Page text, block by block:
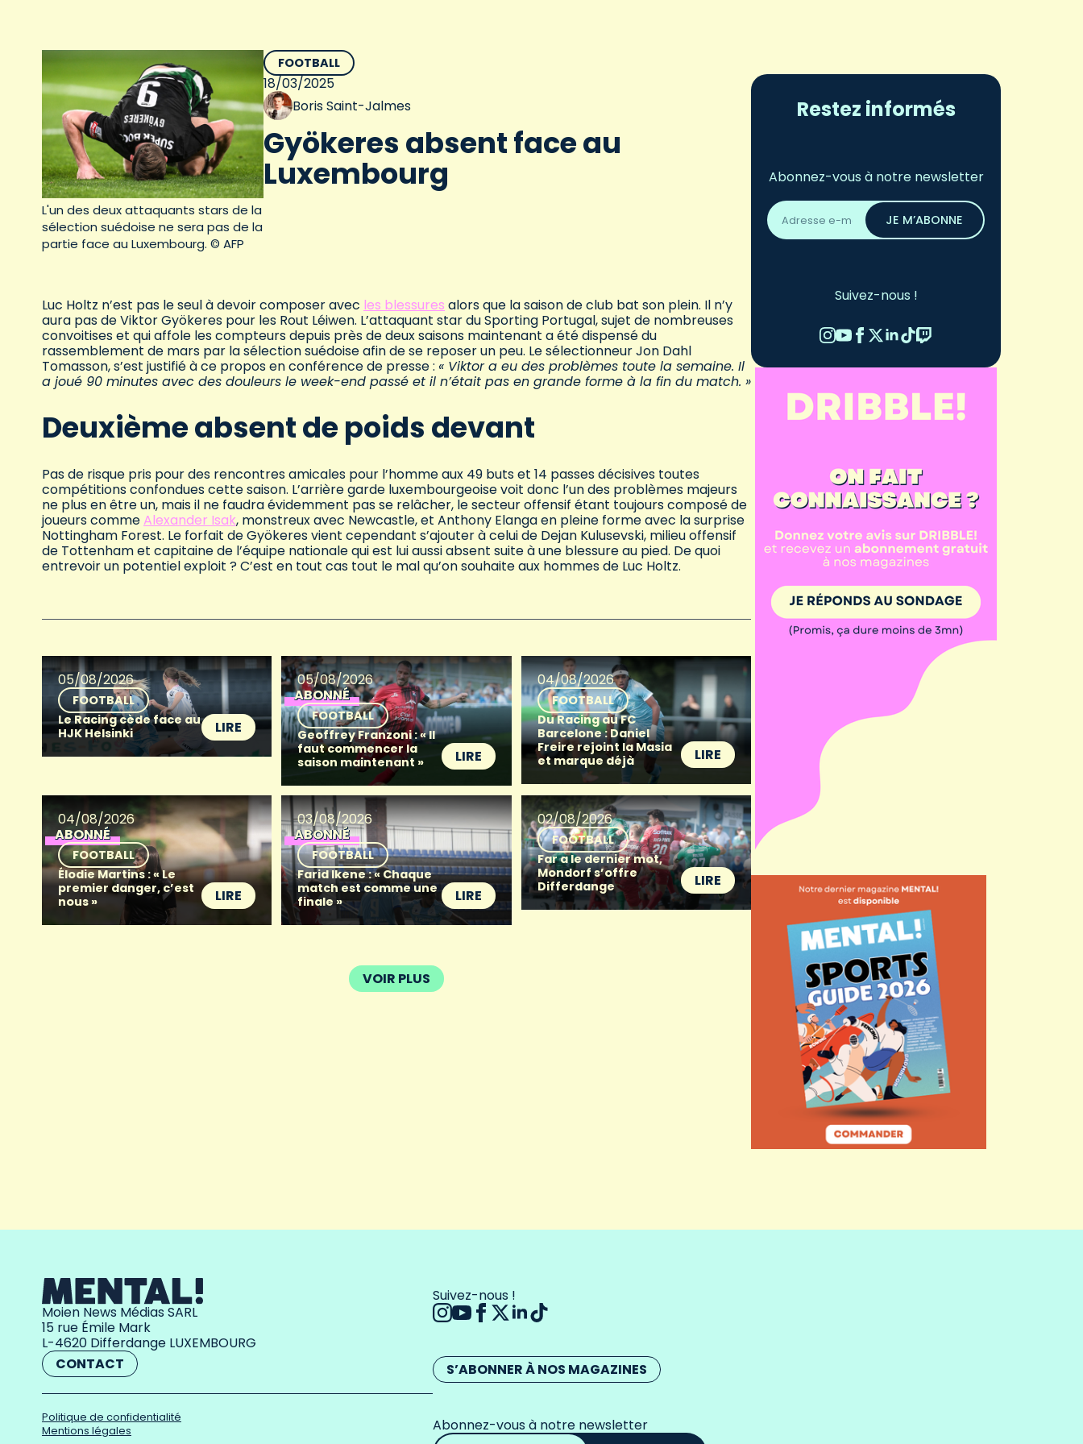
L'un des deux attaquants stars de la
sélection suédoise ne sera pas de la
partie face au Luxembourg. © AFP
FOOTBALL
18/03/2025
Boris Saint-Jalmes
Gyökeres absent face au
Luxembourg
Luc Holtz n’est pas le seul à devoir composer avec les blessures alors que la saison de club bat son plein. Il n’y
aura pas de Viktor Gyökeres pour les Rout Léiwen. L’attaquant star du Sporting Portugal, sujet de nombreuses
convoitises et qui affole les compteurs depuis près de deux saisons maintenant a été dispensé du
rassemblement de mars par la sélection suédoise afin de se reposer un peu. Le sélectionneur Jon Dahl
Tomasson, s’est justifié à ce propos en conférence de presse : « Viktor a eu des problèmes toute la semaine. Il
a joué 90 minutes avec des douleurs le week-end passé et il n’était pas en grande forme à la fin du match. »
Deuxième absent de poids devant
Pas de risque pris pour des rencontres amicales pour l’homme aux 49 buts et 14 passes décisives toutes
compétitions confondues cette saison. L’arrière garde luxembourgeoise voit donc l’un des problèmes majeurs
ne plus en être un, mais il ne faudra évidemment pas se relâcher, le secteur offensif étant toujours composé de
joueurs commeAlexander Isak, monstreux avec Newcastle, et Anthony Elanga en pleine forme avec la surprise
Nottingham Forest. Le forfait de Gyökeres vient cependant s’ajouter à celui de Dejan Kulusevski, milieu offensif
de Tottenham et capitaine de l’équipe nationale qui est lui aussi absent suite à une blessure au pied. De quoi
entrevoir un potentiel exploit ? C’est en tout cas tout le mal qu’on souhaite aux hommes de Luc Holtz.
05/08/2026
FOOTBALL
Le Racing cède face au
HJK Helsinki
LIRE
05/08/2026
ABONNÉ
FOOTBALL
Geoffrey Franzoni : « Il
faut commencer la
saison maintenant »
LIRE
04/08/2026
FOOTBALL
Du Racing au FC
Barcelone : Daniel
Freire rejoint la Masia
et marque déjà
LIRE
04/08/2026
ABONNÉ
FOOTBALL
Élodie Martins : « Le
premier danger, c’est
nous »
LIRE
03/08/2026
ABONNÉ
FOOTBALL
Farid Ikene : « Chaque
match est comme une
finale »
LIRE
02/08/2026
FOOTBALL
Far a le dernier mot,
Mondorf s’offre
Differdange
LIRE
VOIR PLUS
Restez informés
Abonnez-vous à notre newsletter
Adresse
email
*
JE M’ABONNE
Suivez-nous !
Moien News Médias SARL
15 rue Émile Mark
L-4620 Differdange LUXEMBOURG
CONTACT
Politique de confidentialité
Mentions légales
Suivez-nous !
S’ABONNER À NOS MAGAZINES
Abonnez-vous à notre newsletter
Adresse